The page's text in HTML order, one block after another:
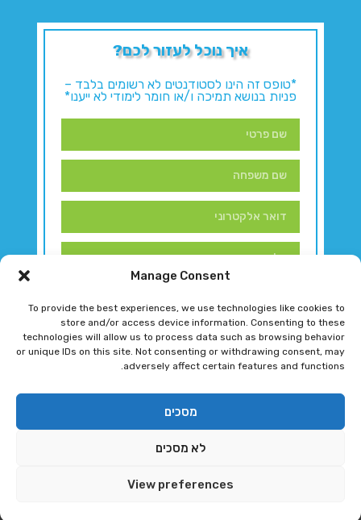
Manage Consent
To provide the best experiences, we use technologies like cookies to
store and/or access device information. Consenting to these
technologies will allow us to process data such as browsing behavior
or unique IDs on this site. Not consenting or withdrawing consent, may
adversely affect certain features and functions.
מסכים
לא מסכים
View preferences
איך נוכל לעזור לכם?
*טופס זה הינו לסטודנטים לא רשומים בלבד –
פניות בנושא תמיכה ו/או חומר לימודי לא ייענו*